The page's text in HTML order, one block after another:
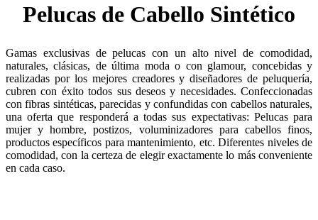
Pelucas de Cabello Sintético
Gamas exclusivas de pelucas con un alto nivel de comodidad,
naturales, clásicas, de última moda o con glamour, concebidas y
realizadas por los mejores creadores y diseñadores de peluquería,
cubren con éxito todos sus deseos y necesidades. Confeccionadas
con fibras sintéticas, parecidas y confundidas con cabellos naturales,
una oferta que responderá a todas sus expectativas: Pelucas para
mujer y hombre, postizos, voluminizadores para cabellos finos,
productos específicos para mantenimiento, etc. Diferentes niveles de
comodidad, con la certeza de elegir exactamente lo más conveniente
en cada caso.